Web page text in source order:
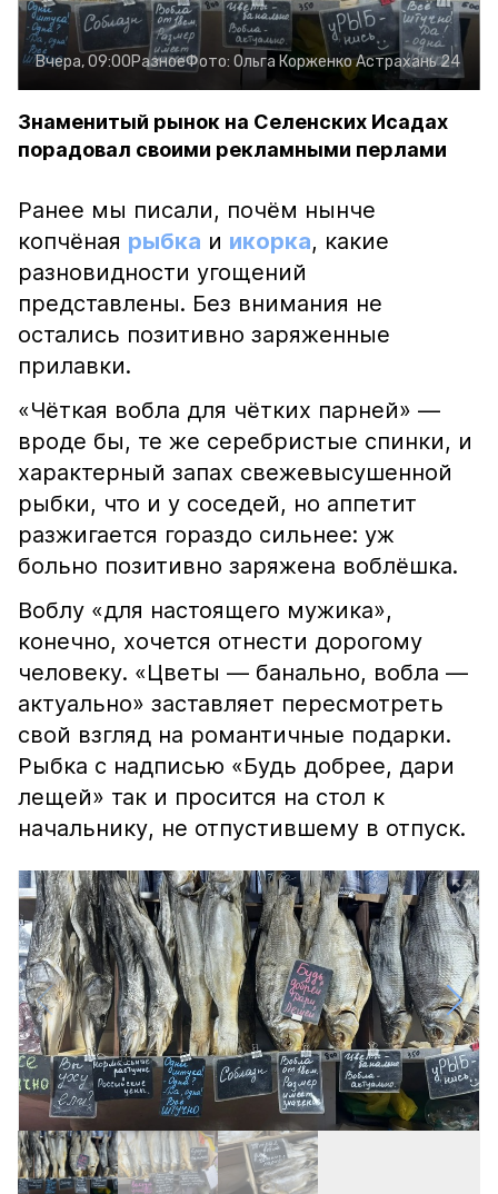
Вчера, 09:00РазноеФото: Ольга КорженкоАстрахань 24
Знаменитый рынок на Селенских Исадах
порадовал своими рекламными перлами
Ранее мы писали, почём нынче
копчёная рыбка и икорка, какие
разновидности угощений
представлены. Без внимания не
остались позитивно заряженные
прилавки.
«Чёткая вобла для чётких парней» —
вроде бы, те же серебристые спинки, и
характерный запах свежевысушенной
рыбки, что и у соседей, но аппетит
разжигается гораздо сильнее: уж
больно позитивно заряжена воблёшка.
Воблу «для настоящего мужика»,
конечно, хочется отнести дорогому
человеку. «Цветы — банально, вобла —
актуально» заставляет пересмотреть
свой взгляд на романтичные подарки.
Рыбка с надписью «Будь добрее, дари
лещей» так и просится на стол к
начальнику, не отпустившему в отпуск.